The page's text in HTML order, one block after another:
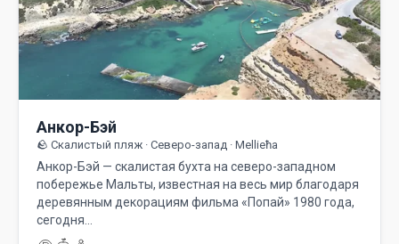
Анкор-Бэй
🪨 Скалистый пляж · Северо-запад · Mellieħa
Анкор-Бэй — скалистая бухта на северо-западном
побережье Мальты, известная на весь мир благодаря
деревянным декорациям фильма «Попай» 1980 года,
сегодня…